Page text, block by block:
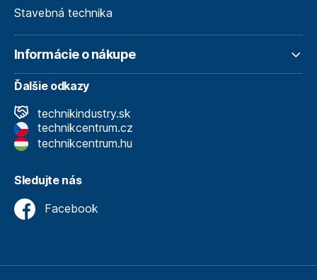
Stavebná technika
Informácie o nákupe
Ďalšie odkazy
technikindustry.sk
technikcentrum.cz
technikcentrum.hu
Sledujte nás
Facebook